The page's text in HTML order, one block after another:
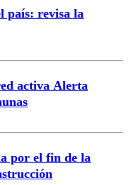
país: revisa la
activa Alerta
por el fin de la